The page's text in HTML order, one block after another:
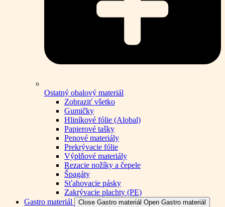
Ostatný obalový materiál
Zobraziť všetko
Gumičky
Hliníkové fólie (Alobal)
Papierové tašky
Penové materiály
Prekrývacie fólie
Výplňové materiály
Rezacie nožíky a čepele
Špagáty
Sťahovacie pásky
Zakrývacie plachty (PE)
Gastro materiál
Close Gastro materiál Open Gastro materiál